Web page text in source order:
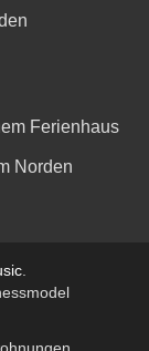
Ferienhaus
Norden